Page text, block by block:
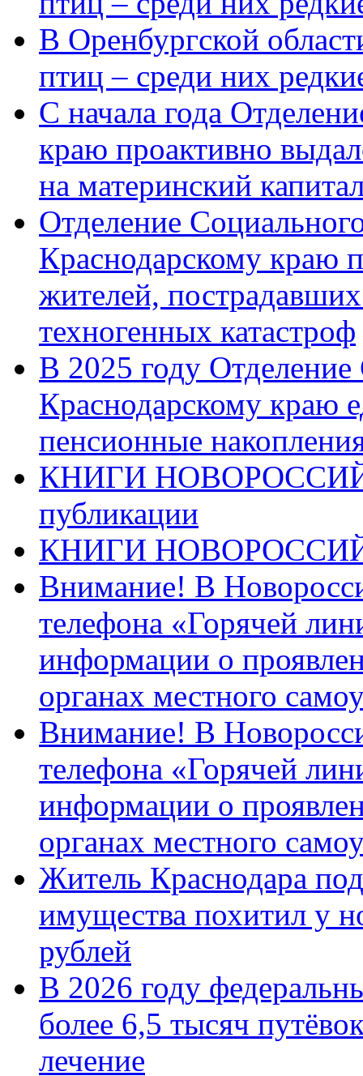
В Оренбургской
птиц – среди них
С начала года
краю проактивно
на материнский
Отделение
Краснодарскому краю
жителей,
техногенных катастроф
В 2025 году
Краснодарскому краю
пенсионные
КНИГИ
публикации
КНИГИ
Внимание! В
телефона «Горячей
информации о
органах местного
Внимание! В
телефона «Горячей
информации о
органах местного
Житель Краснодара
имущества похитил у
рублей
В 2026 году
более 6,5 тысяч
лечение